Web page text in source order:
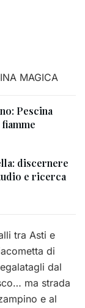
MAGICA
Pescina
discernere
e ricerca
tra Asti e
di
dal
ma strada
e al